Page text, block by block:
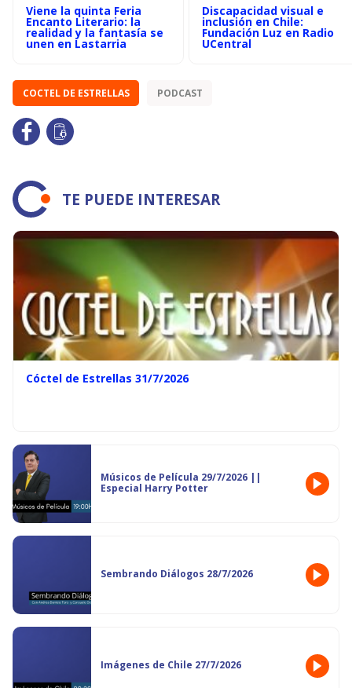
Viene la quinta Feria
Encanto Literario: la
realidad y la fantasía se
unen en Lastarria
Discapacidad visual e
inclusión en Chile:
Fundación Luz en Radio
UCentral
COCTEL DE ESTRELLAS PODCAST
TE PUEDE INTERESAR
Cóctel de Estrellas 31/7/2026
Músicos de Película 29/7/2026 ||
Especial Harry Potter
Sembrando Diálogos 28/7/2026
Imágenes de Chile 27/7/2026